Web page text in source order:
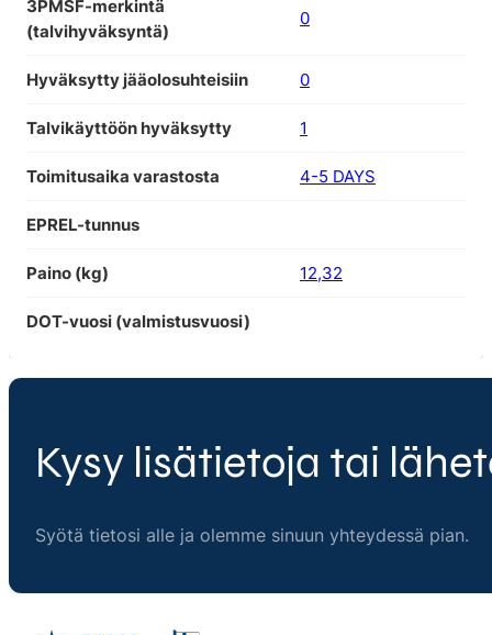
3PMSF-merkintä
(talvihyväksyntä)
0
Hyväksytty jääolosuhteisiin 0
Talvikäyttöön hyväksytty 1
Toimitusaika varastosta 4-5 DAYS
EPREL-tunnus
Paino (kg) 12,32
DOT-vuosi (valmistusvuosi)
Kysy lisätietoja tai
Syötä tietosi alle ja olemme sinuun yhteydessä pian.